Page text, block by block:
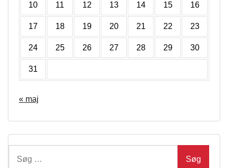
10 11 12 13 14 15 16
17 18 19 20 21 22 23
24 25 26 27 28 29 30
31
« maj
efter: